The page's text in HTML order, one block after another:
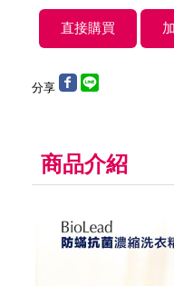
分享
商品介紹